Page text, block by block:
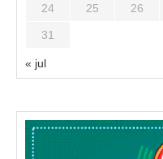
24 25 26
31
« jul